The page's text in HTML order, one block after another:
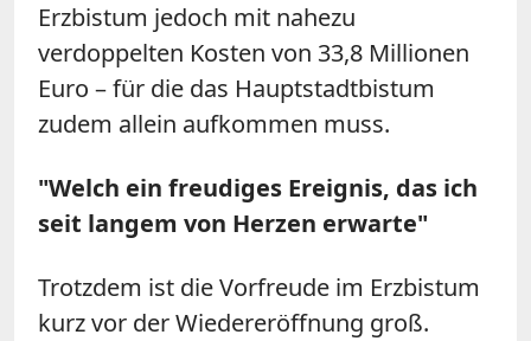
Erzbistum jedoch mit nahezu
verdoppelten Kosten von 33,8 Millionen
Euro – für die das Hauptstadtbistum
zudem allein aufkommen muss.
"Welch ein freudiges Ereignis, das ich
seit langem von Herzen erwarte"
Trotzdem ist die Vorfreude im Erzbistum
kurz vor der Wiedereröffnung groß.